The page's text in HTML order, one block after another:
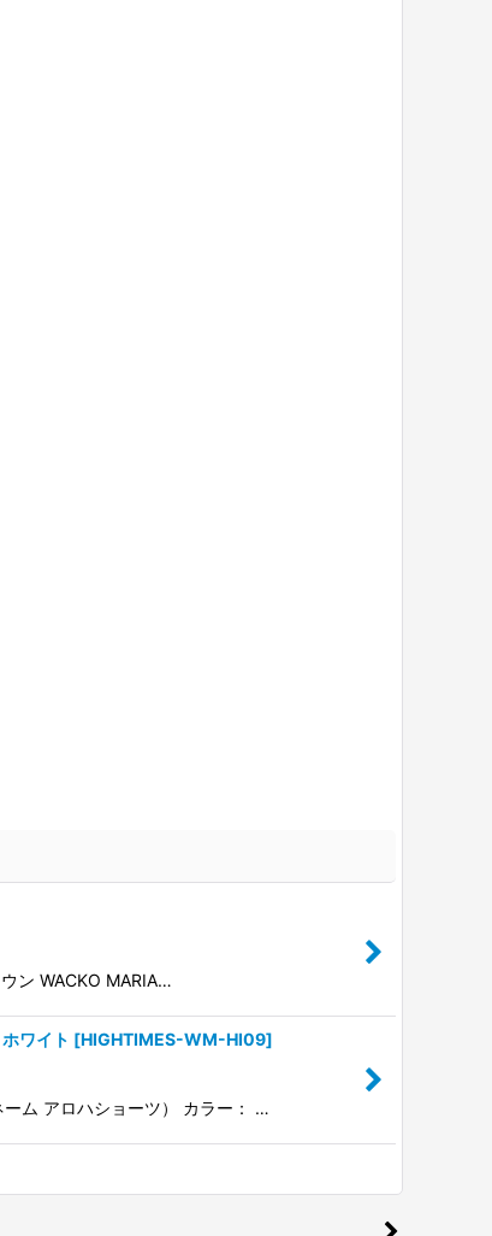
ン WACKO MARIA…
ワイト [HIGHTIMES-WM-HI09]
ム アロハショーツ） カラー： …